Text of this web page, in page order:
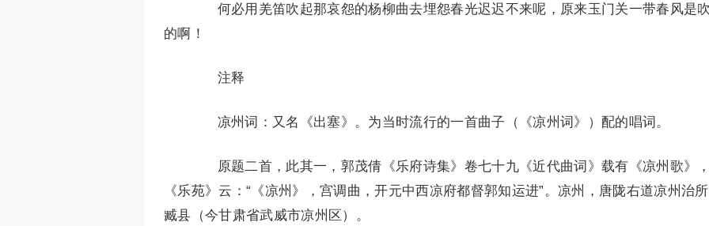
何必用羌笛吹起那哀怨的杨柳曲去埋怨春光迟迟不来呢，原来玉门关一带春风是
的啊！
注释
凉州词：又名《出塞》。为当时流行的一首曲子（《凉州词》）配的唱词。
原题二首，此其一，郭茂倩《乐府诗集》卷七十九《近代曲词》载有《凉州歌》
《乐苑》云：“《凉州》，宫调曲，开元中西凉府都督郭知运进”。凉州，唐陇右道凉州治
臧县（今甘肃省武威市凉州区）。